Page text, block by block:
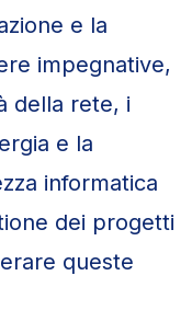
e la
impegnative,
della rete, i
e la
informatica
dei progetti
queste